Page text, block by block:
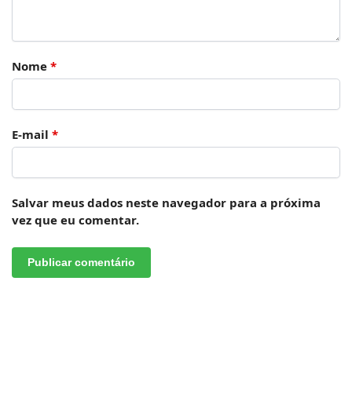
Nome *
E-mail *
Salvar meus dados neste navegador para a próxima
vez que eu comentar.